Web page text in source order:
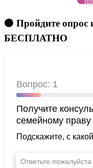
🟠 Пройдите опрос
БЕСПЛАТНО